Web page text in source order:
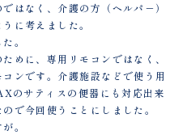
はなく、介護の方（ヘルパ－）
に考えました。
。
めに、専用リモコンではなく、
ンです。介護施設などで使う用
のサティスの便器にも対応出来
で今回使うことにしました。
。